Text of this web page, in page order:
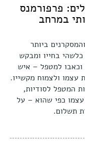
פרפורמנס
במרחב
ביותר
בחייו ומבקש
וכאבו למטפל – איש
עצמו ולצמוח מקשייו.
המטפל לסודיות,
כפי שהוא – על
תשלום.